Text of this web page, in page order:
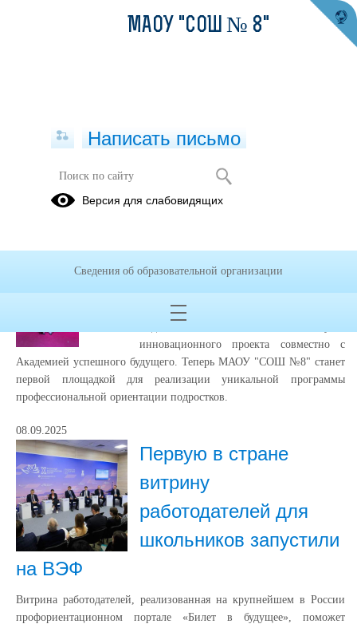
Публикации за 08.09.2025
Новый проект
стартовал!
Администрация МАОУ "СОШ №8"
инновационного проекта совместно с
Академией успешного будущего. Теперь МАОУ "СОШ №8" станет
первой площадкой для реализации уникальной программы
профессиональной ориентации подростков.
08.09.2025
Первую в стране
витрину
работодателей для
школьников запустили
на ВЭФ
Витрина работодателей, реализованная на крупнейшем в России
профориентационном портале «Билет в будущее», поможет
МАОУ "СОШ № 8"
Написать письмо
Версия для слабовидящих
Сведения об образовательной организации